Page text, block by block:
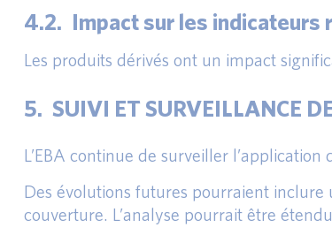
4.2. Impact sur les indicateurs
Les produits dérivés ont un impact
5. SUIVI ET SURVEILLANCE
L’EBA continue de surveiller
Des évolutions futures pourraient
couverture. L’analyse pourrait être